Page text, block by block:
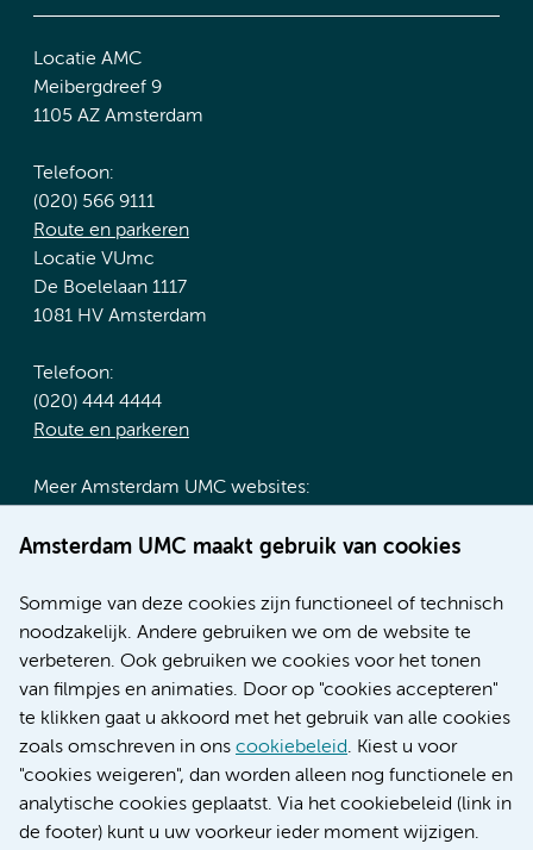
Amsterdam UMC maakt gebruik van cookies
Sommige van deze cookies zijn functioneel of technisch
noodzakelijk. Andere gebruiken we om de website te
verbeteren. Ook gebruiken we cookies voor het tonen
van filmpjes en animaties. Door op "cookies accepteren"
te klikken gaat u akkoord met het gebruik van alle cookies
zoals omschreven in ons cookiebeleid. Kiest u voor
"cookies weigeren", dan worden alleen nog functionele en
analytische cookies geplaatst. Via het cookiebeleid (link in
de footer) kunt u uw voorkeur ieder moment wijzigen.
Locatie AMC
Meibergdreef 9
1105 AZ Amsterdam
Telefoon:
(020) 566 9111
Route en parkeren
Locatie VUmc
De Boelelaan 1117
1081 HV Amsterdam
Telefoon:
(020) 444 4444
Route en parkeren
Meer Amsterdam UMC websites:
Werken bij Amsterdam UMC
Nieuws
Research
Educatie locatie AMC
Educatie locatie VUmc